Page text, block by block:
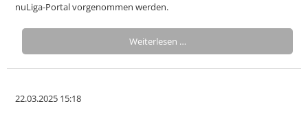
nuLiga-Portal vorgenommen werden.
Weiterlesen …
22.03.2025 15:18